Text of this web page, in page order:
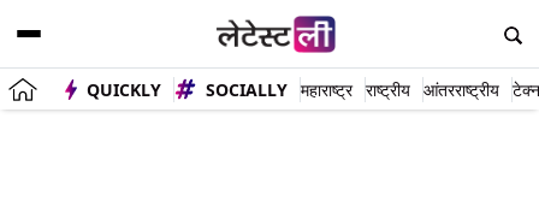
QUICKLY SOCIALLY महाराष्ट्र राष्ट्रीय आंतरराष्ट्रीय